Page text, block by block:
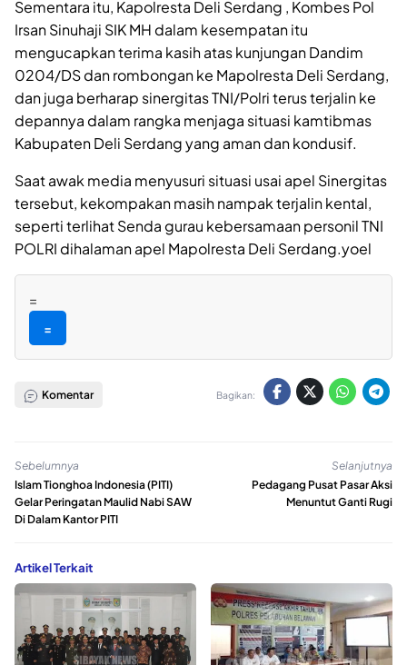
Sementara itu, Kapolresta Deli Serdang , Kombes Pol
Irsan Sinuhaji SIK MH dalam kesempatan itu
mengucapkan terima kasih atas kunjungan Dandim
0204/DS dan rombongan ke Mapolresta Deli Serdang,
dan juga berharap sinergitas TNI/Polri terus terjalin ke
depannya dalam rangka menjaga situasi kamtibmas
Kabupaten Deli Serdang yang aman dan kondusif.
Saat awak media menyusuri situasi usai apel Sinergitas
tersebut, kekompakan masih nampak terjalin kental,
seperti terlihat Senda gurau kebersamaan personil TNI
POLRI dihalaman apel Mapolresta Deli Serdang.yoel
=
=
Komentar Bagikan:
Sebelumnya
Islam Tionghoa Indonesia (PITI)
Gelar Peringatan Maulid Nabi SAW
Di Dalam Kantor PITI
Selanjutnya
Pedagang Pusat Pasar Aksi
Menuntut Ganti Rugi
Artikel Terkait